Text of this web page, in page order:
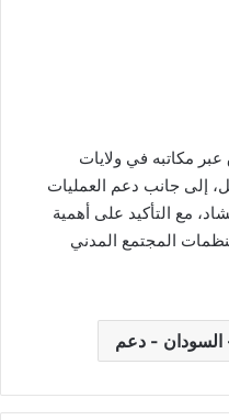
مكاتبه في ولايات
إلى جانب دعم العمليات
مع التأكيد على أهمية
المجتمع المدني
السودان - دعم